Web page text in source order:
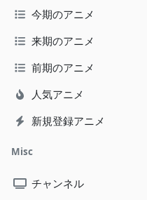
今期のアニメ
来期のアニメ
前期のアニメ
人気アニメ
新規登録アニメ
Misc
チャンネル